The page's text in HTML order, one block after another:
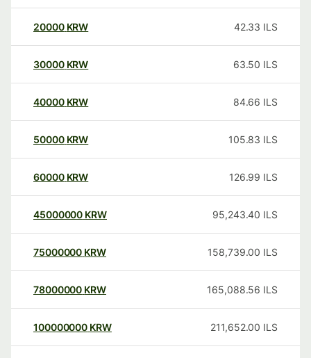
20000 KRW 42.33 ILS
30000 KRW 63.50 ILS
40000 KRW 84.66 ILS
50000 KRW 105.83 ILS
60000 KRW 126.99 ILS
45000000 KRW 95,243.40 ILS
75000000 KRW 158,739.00 ILS
78000000 KRW 165,088.56 ILS
100000000 KRW 211,652.00 ILS